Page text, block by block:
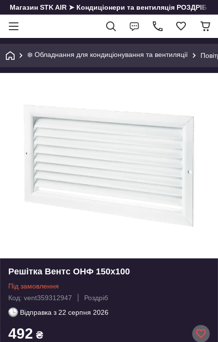
Магазин STK AIR ➤ Кондиціонери та вентиляція РОЗДРІБ
❄️ Обладнання для кондиціонування та вентиляції
Решітка Вентс ОНФ 150x100
Під замовлення
Код: vent359312947
Роздріб
Відправка з 22 серпня 2026
492 ₴